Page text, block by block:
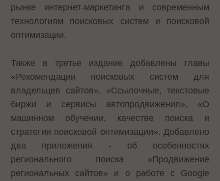
рынке интернет-маркетинга и современным
технологиям поисковых систем и поисковой
оптимизации.
Также в третье издание добавлены главы
«Рекомендации поисковых систем для
владельцев сайтов», «Ссылочные, текстовые
биржи и сервисы автопродвижения», «О
машинном обучении, качестве поиска и
стратегии поисковой оптимизации». Добавлено
два приложения - об особенностях
регионального поиска «Продвижение
региональных сайтов» и о работе с Google